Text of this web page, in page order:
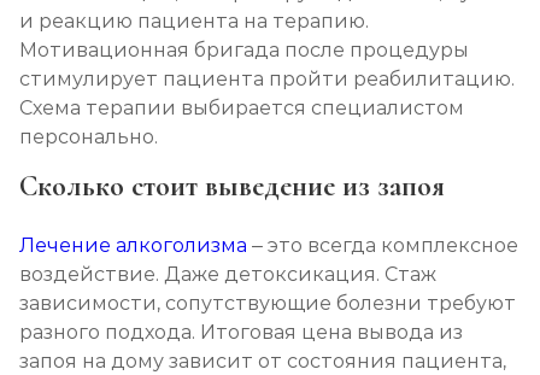
и реакцию пациента на терапию.
Мотивационная бригада после процедуры
стимулирует пациента пройти реабилитацию.
Схема терапии выбирается специалистом
персонально.
Сколько стоит выведение из запоя
Лечение алкоголизма – это всегда комплексное
воздействие. Даже детоксикация. Стаж
зависимости, сопутствующие болезни требуют
разного подхода. Итоговая цена вывода из
запоя на дому зависит от состояния пациента,